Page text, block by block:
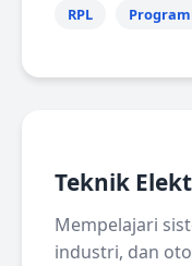
RPL
Teknik
Mempelajari
industri, dan